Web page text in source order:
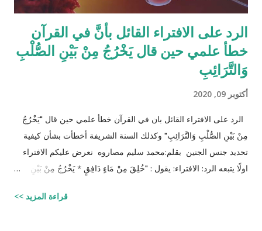
الرد على الافتراء القائل بأنَّ في القرآن
خطأ علمي حين قال يَخْرُجُ مِنْ بَيْنِ الصُّلْبِ
وَالتَّرَائِبِ
أكتوبر 09, 2020
الرد على الافتراء القائل بان في القرآن خطأ علمي حين قال "يَخْرُجُ
مِنْ بَيْنِ الصُّلْبِ وَالتَّرَائِبِ" وكذلك السنة الشريفة أخطأت بشأن كيفية
تحديد جنس الجنين بقلم:محمد سليم مصاروه نعرض عليكم الافتراء
اولًا يتبعه الرد: الافتراء: يقول : "خُلِقَ مِنْ مَاءٍ دَافِقٍ * يَخْرُجُ مِنْ بَيْنِ
قراءة المزيد >>